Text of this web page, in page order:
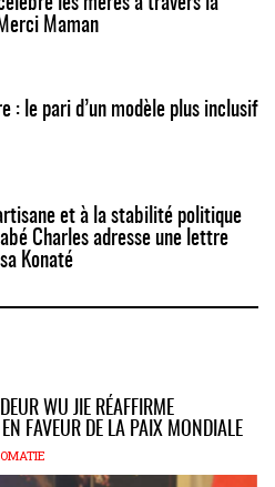
Maman
: le pari d’un modèle plus inclusif
et à la stabilité politique
Charles adresse une lettre
Konaté
WU JIE RÉAFFIRME
EN FAVEUR DE LA PAIX MONDIALE